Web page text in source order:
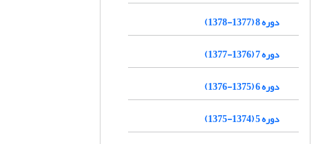
دوره 8 (1377-1378)
دوره 7 (1376-1377)
دوره 6 (1375-1376)
دوره 5 (1374-1375)